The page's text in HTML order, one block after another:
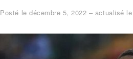
Posté le décembre 5, 2022 – actualisé